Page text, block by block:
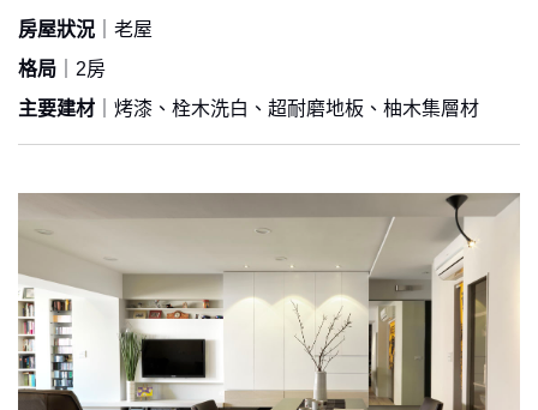
房屋狀況 ｜老屋
格局 ｜2房
主要建材 ｜烤漆、栓木洗白、超耐磨地板、柚木集層材